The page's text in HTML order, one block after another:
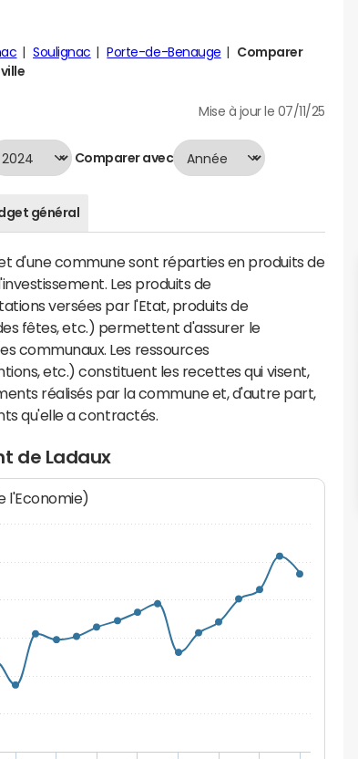
Soulignac Porte-de-Benauge
Comparer
Mise à jour le 07/11/25
Comparer avec
général
d'une commune sont réparties en produits de
Les produits de
versées par l'Etat, produits de
fêtes, etc.) permettent d'assurer le
communaux. Les ressources
etc.) constituent les recettes qui visent,
réalisés par la commune et, d'autre part,
qu'elle a contractés.
de Ladaux
l'Economie)